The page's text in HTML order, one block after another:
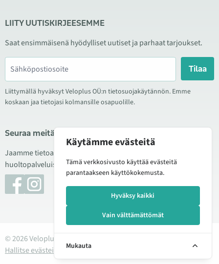
LIITY UUTISKIRJEESEMME
Saat ensimmäisenä hyödylliset uutiset ja parhaat tarjoukset.
Tilaa
Liittymällä hyväksyt Veloplus OÜ:n tietosuojakäytännön. Emme
koskaan jaa tietojasi kolmansille osapuolille.
Seuraa meitä sosiaalisessa mediassa
Jaamme tietoa hyvistä tarjouksista, uusista tuotteista ja
huoltopalveluista. Joskus julkaisemme myös tuote-esittelyjä.
© 2026 Veloplus OÜ. Kaikki oikeudet pidätetään
Hallitse evästeitä
Käytämme evästeitä
Tämä verkkosivusto käyttää evästeitä
parantaakseen käyttökokemusta.
Hyväksy kaikki
Vain välttämättömät
Mukauta